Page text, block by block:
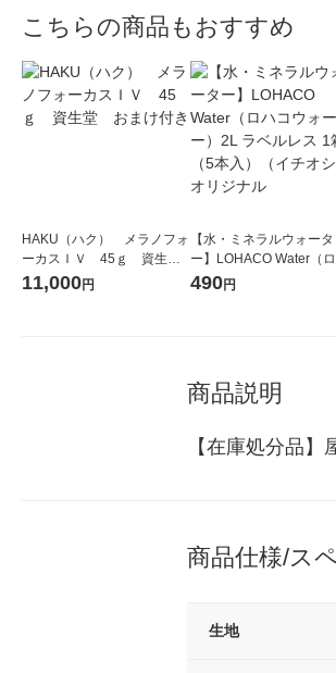
こちらの商品もおすすめ
HAKU（ハク） メラノフォ
ーカスＩＶ 45ｇ 資生
堂 おまけ付き
11,000円
【水・ミネラルウォータ
ー】LOHACO Water（
コウォーター）2L ラベル
490円
商品説明
【在庫処分品
商品仕様/ス
生地